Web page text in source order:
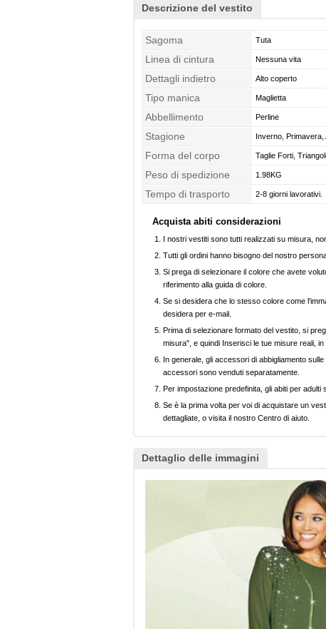
Descrizione del vestito
Sagoma Tuta
Linea di cintura Nessuna vita
Dettagli indietro Alto coperto
Tipo manica Maglietta
Abbellimento Perline
Stagione Inverno, Primavera,
Forma del corpo Taglie Forti,
Corpo a clessidra
Peso di spedizione 1.98KG
Tempo di trasporto 2-8 giorni lavorativi.
Acquista abiti considerazioni
I nostri vestiti sono tutti realizzati su misura,
Tutti gli ordini hanno bisogno del nostro
Si prega di selezionare il colore che avete
riferimento alla guida di colore.
Se si desidera che lo stesso colore come
desidera per e-mail.
Prima di selezionare formato del vestito, si
misura", e quindi Inserisci le tue misure reali,
In generale, gli accessori di abbigliamento
accessori sono venduti separatamente.
Per impostazione predefinita, gli abiti per
Se è la prima volta per voi di acquistare un
dettagliate, o visita il nostro Centro di aiuto.
Dettaglio delle immagini